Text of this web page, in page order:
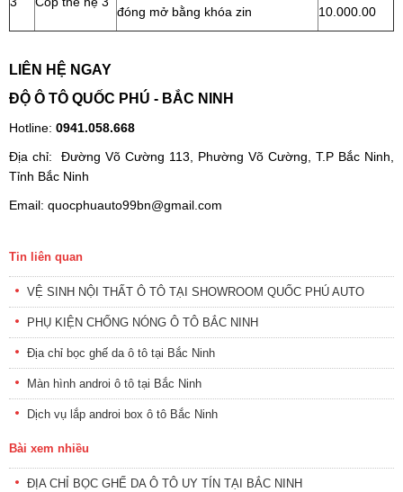
đóng mở bằng khóa zin
10.000.00
LIÊN HỆ NGAY
ĐỘ Ô TÔ QUỐC PHÚ - BẮC NINH
Hotline: 0941.058.668
Địa chỉ: Đường Võ Cường 113, Phường Võ Cường, T.P Bắc Ninh,
Tỉnh Bắc Ninh
Email: quocphuauto99bn@gmail.com
Tin liên quan
VỆ SINH NỘI THẤT Ô TÔ TẠI SHOWROOM QUỐC PHÚ AUTO
PHỤ KIỆN CHỐNG NÓNG Ô TÔ BẮC NINH
Địa chỉ bọc ghế da ô tô tại Bắc Ninh
Màn hình androi ô tô tại Bắc Ninh
Dịch vụ lắp androi box ô tô Bắc Ninh
Bài xem nhiều
ĐỊA CHỈ BỌC GHẾ DA Ô TÔ UY TÍN TẠI BẮC NINH